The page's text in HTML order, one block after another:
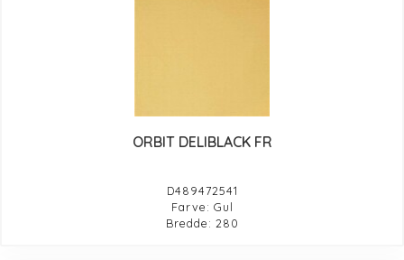
ORBIT DELIBLACK FR
D489472541
Farve: Gul
Bredde: 280